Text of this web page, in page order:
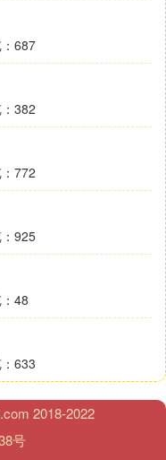
新资产，然后往下
。找到后点一下U
后，我们再回到钱
USDT这个选项
的USDT (Omni USD
USDT)，和基于波
之间不能相互转
一种：
，在imToken中可以
imToken中可以存
687
382
772
925
48
633
2018-2022
号